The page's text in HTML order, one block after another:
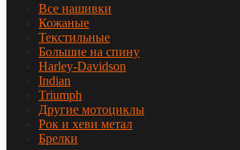
Все нашивки
Кожаные
Текстильные
Большие на спину
Harley-Davidson
Indian
Triumph
Другие мотоциклы
Рок и хеви метал
Брелки